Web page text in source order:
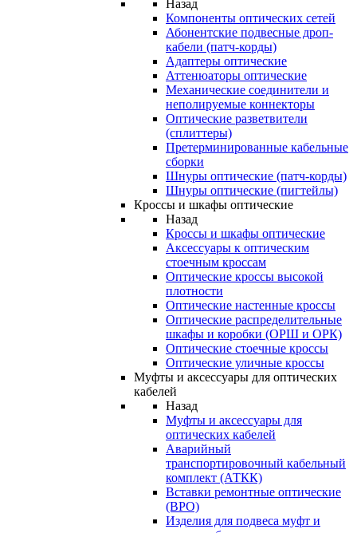
Назад
Компоненты оптических сетей
Абонентские подвесные дроп-
кабели (патч-корды)
Адаптеры оптические
Аттенюаторы оптические
Механические соединители и
неполируемые коннекторы
Оптические разветвители
(сплиттеры)
Претерминированные кабельные
сборки
Шнуры оптические (патч-корды)
Шнуры оптические (пигтейлы)
Кроссы и шкафы оптические
Назад
Кроссы и шкафы оптические
Аксессуары к оптическим
стоечным кроссам
Оптические кроссы высокой
плотности
Оптические настенные кроссы
Оптические распределительные
шкафы и коробки (ОРШ и ОРК)
Оптические стоечные кроссы
Оптические уличные кроссы
Муфты и аксессуары для оптических
кабелей
Назад
Муфты и аксессуары для
оптических кабелей
Аварийный
транспортировочный кабельный
комплект (АТКК)
Вставки ремонтные оптические
(ВРО)
Изделия для подвеса муфт и